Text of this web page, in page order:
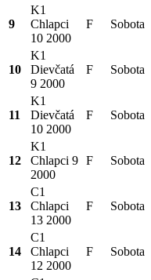
9
K1
Chlapci
10 2000
F Sobota
10
K1
Dievčatá
9 2000
F Sobota
11
K1
Dievčatá
10 2000
F Sobota
12
K1
Chlapci 9
2000
F Sobota
13
C1
Chlapci
13 2000
F Sobota
14
C1
Chlapci
12 2000
F Sobota